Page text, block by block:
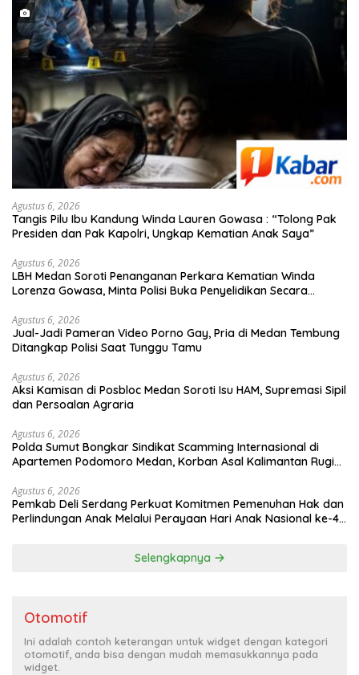
Agustus 6, 2026
Tangis Pilu Ibu Kandung Winda Lauren Gowasa : “Tolong Pak
Presiden dan Pak Kapolri, Ungkap Kematian Anak Saya”
Agustus 6, 2026
‎LBH Medan Soroti Penanganan Perkara Kematian Winda
Lorenza Gowasa, Minta Polisi Buka Penyelidikan Secara
Agustus 6, 2026
Jual-Jadi Pameran Video Porno Gay, Pria di Medan Tembung
Ditangkap Polisi Saat Tunggu Tamu
Agustus 6, 2026
Aksi Kamisan di Posbloc Medan Soroti Isu HAM, Supremasi Sipil
dan Persoalan Agraria
Agustus 6, 2026
Polda Sumut Bongkar Sindikat Scamming Internasional di
Apartemen Podomoro Medan, Korban Asal Kalimantan Rugi
Agustus 6, 2026
Pemkab Deli Serdang Perkuat Komitmen Pemenuhan Hak dan
Perlindungan Anak Melalui Perayaan Hari Anak Nasional ke-42
Selengkapnya
Otomotif
Ini adalah contoh keterangan untuk widget dengan kategori
otomotif, anda bisa dengan mudah memasukkannya pada
widget.